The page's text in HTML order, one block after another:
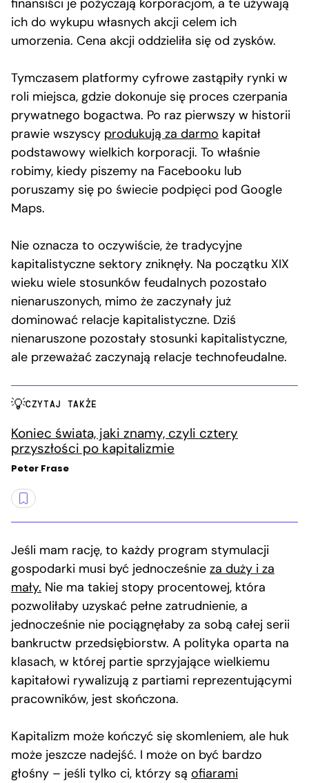
finansiści je pożyczają korporacjom, a te używają
ich do wykupu własnych akcji celem ich
umorzenia. Cena akcji oddzieliła się od zysków.
Tymczasem platformy cyfrowe zastąpiły rynki w
roli miejsca, gdzie dokonuje się proces czerpania
prywatnego bogactwa. Po raz pierwszy w historii
prawie wszyscy produkują za darmo kapitał
podstawowy wielkich korporacji. To właśnie
robimy, kiedy piszemy na Facebooku lub
poruszamy się po świecie podpięci pod Google
Maps.
Nie oznacza to oczywiście, że tradycyjne
kapitalistyczne sektory zniknęły. Na początku XIX
wieku wiele stosunków feudalnych pozostało
nienaruszonych, mimo że zaczynały już
dominować relacje kapitalistyczne. Dziś
nienaruszone pozostały stosunki kapitalistyczne,
ale przeważać zaczynają relacje technofeudalne.
CZYTAJ TAKŻE
Koniec świata, jaki znamy, czyli cztery
przyszłości po kapitalizmie
Peter Frase
Jeśli mam rację, to każdy program stymulacji
gospodarki musi być jednocześnie za duży i za
mały. Nie ma takiej stopy procentowej, która
pozwoliłaby uzyskać pełne zatrudnienie, a
jednocześnie nie pociągnęłaby za sobą całej serii
bankructw przedsiębiorstw. A polityka oparta na
klasach, w której partie sprzyjające wielkiemu
kapitałowi rywalizują z partiami reprezentującymi
pracowników, jest skończona.
Kapitalizm może kończyć się skomleniem, ale huk
może jeszcze nadejść. I może on być bardzo
głośny – jeśli tylko ci, którzy są ofiarami